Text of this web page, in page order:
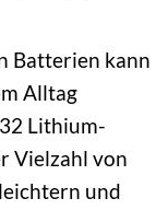
Batterien kann
Alltag
Lithium-
Vielzahl von
und